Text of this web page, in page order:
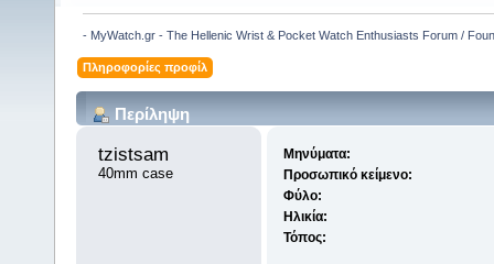
- MyWatch.gr - The Hellenic Wrist & Pocket Watch Enthusiasts Forum /
Πληροφορίες προφίλ
Περίληψη
tzistsam
40mm case
Μηνύματα:
Προσωπικό κείμενο:
Φύλο:
Ηλικία:
Τόπος: